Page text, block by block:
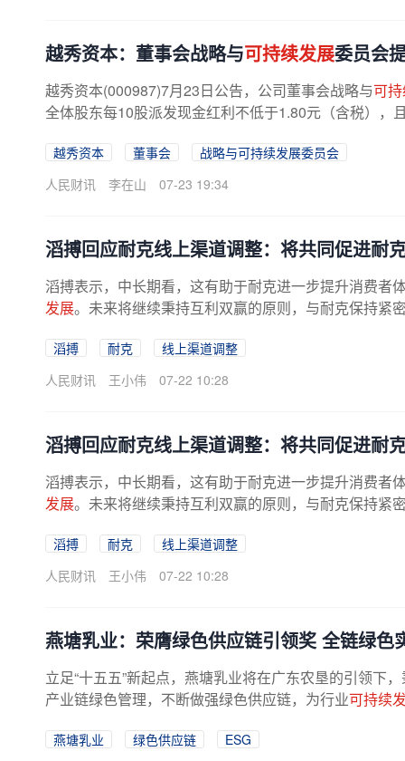
越秀资本：董事会战略与可持续发展委员会
越秀资本(000987)7月23日公告，公司董事会战略与可
全体股东每10股派发现金红利不低于1.80元（含税），
越秀资本 董事会
战略与可持续发展委员会
人民财讯
李在山 07-23 19:34
滔搏回应耐克线上渠道调整：将共同促进耐
滔搏表示，中长期看，这有助于耐克进一步提升消费者
发展。未来将继续秉持互利双赢的原则，与耐克保持紧
滔搏 耐克
线上渠道调整
人民财讯
王小伟 07-22 10:28
滔搏回应耐克线上渠道调整：将共同促进耐
滔搏表示，中长期看，这有助于耐克进一步提升消费者
发展。未来将继续秉持互利双赢的原则，与耐克保持紧
滔搏 耐克
线上渠道调整
人民财讯
王小伟 07-22 10:28
燕塘乳业：荣膺绿色供应链引领奖 全链绿色
立足“十五五”新起点，燕塘乳业将在广东农垦的引领下
产业链绿色管理，不断做强绿色供应链，为行业可持续
燕塘乳业 绿色供应链
ESG